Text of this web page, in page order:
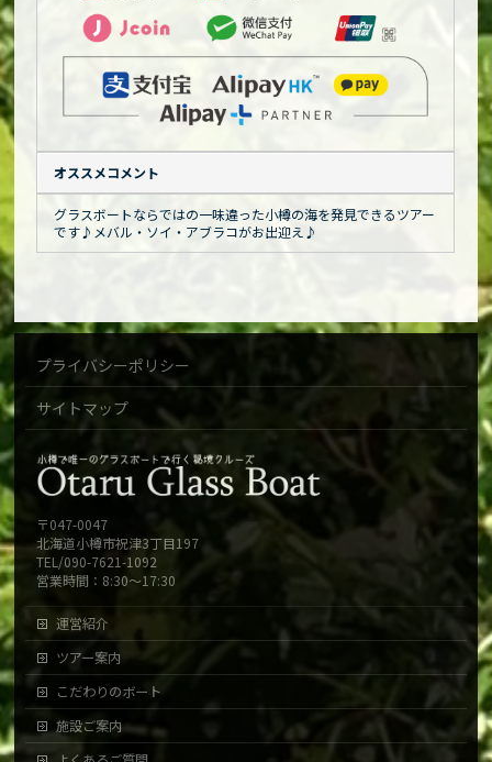
オススメコメント
グラスボートならではの一味違った小樽の海を発見できるツアー
です♪メバル・ソイ・アブラコがお出迎え♪
プライバシーポリシー
サイトマップ
〒047-0047
北海道小樽市祝津3丁目197
TEL/090-7621-1092
営業時間：8:30～17:30
運営紹介
ツアー案内
こだわりのボート
施設ご案内